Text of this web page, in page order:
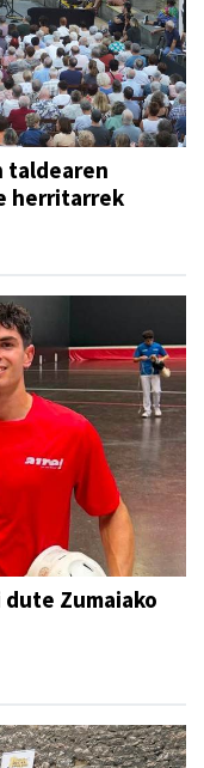
taldearen
herritarrek
Zumaiako